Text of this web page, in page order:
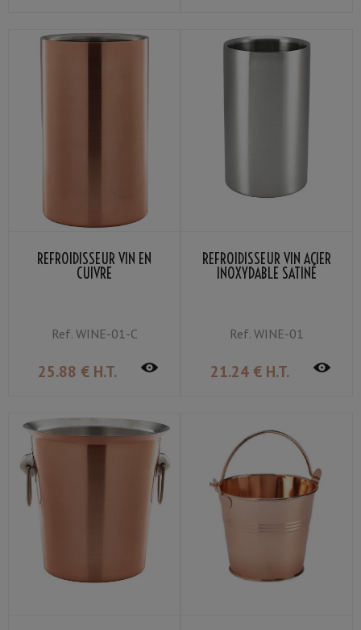
REFROIDISSEUR VIN EN
CUIVRE
Ref.WINE-01-C
25.88 € H.T.
REFROIDISSEUR VIN ACIER
INOXYDABLE SATINÉ
Ref. WINE-01
21.24 € H.T.